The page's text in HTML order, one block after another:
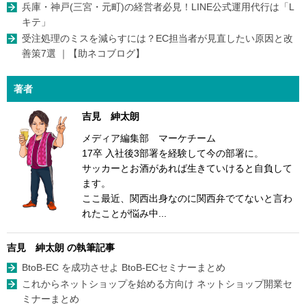
兵庫・神戸(三宮・元町)の経営者必見！LINE公式運用代行は「L
キテ」
受注処理のミスを減らすには？EC担当者が見直したい原因と改
善策7選 ｜【助ネコブログ】
著者
吉見 紳太朗
メディア編集部 マーケチーム
17卒 入社後3部署を経験して今の部署に。
サッカーとお酒があれば生きていけると自負して
ます。
ここ最近、関西出身なのに関西弁でてないと言わ
れたことが悩み中...
吉見 紳太朗 の執筆記事
BtoB-EC を成功させよ BtoB-ECセミナーまとめ
これからネットショップを始める方向け ネットショップ開業セ
ミナーまとめ